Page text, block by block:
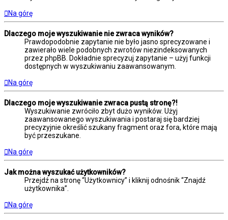
Na górę
Dlaczego moje wyszukiwanie nie zwraca wyników?
Prawdopodobnie zapytanie nie było jasno sprecyzowane i
zawierało wiele podobnych zwrotów niezindeksowanych
przez phpBB. Dokładnie sprecyzuj zapytanie – użyj funkcji
dostępnych w wyszukiwaniu zaawansowanym.
Na górę
Dlaczego moje wyszukiwanie zwraca pustą stronę?!
Wyszukiwanie zwróciło zbyt dużo wyników. Użyj
zaawansowanego wyszukiwania i postaraj się bardziej
precyzyjnie określić szukany fragment oraz fora, które mają
być przeszukane.
Na górę
Jak można wyszukać użytkowników?
Przejdź na stronę “Użytkownicy” i kliknij odnośnik “Znajdź
użytkownika”.
Na górę